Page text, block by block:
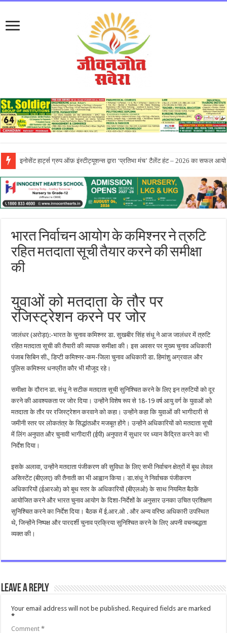
सीटी ग्रुप ने पांच दिवसीय आरंभ 2026 कार्येक्रम का भव्य समापन किया
भारत निर्वाचन आयोग के कमिश्नर ने त्रुटि
रहित मतदाता सूची तैयार करने की समीक्षा
की
युवाओं को मतदाता के तौर पर
रजिस्ट्रेशन करने पर जोर
जालंधर (अरोड़ा):-भारत के चुनाव कमिश्नर डा. सुखबीर सिंह संधू ने आज जालंधर में त्रुटि
रहित मतदाता सूची की तैयारी की व्यापक समीक्षा की। इस अवसर पर मुख्य चुनाव अधिकारी
पंजाब सिबिन सी., डिप्टी कमिश्नर-कम-जिला चुनाव अधिकारी डा. हिमांशु अग्रवाल और
पुलिस कमिश्नर धनप्रीत कौर भी मौजूद रहे।
समीक्षा के दौरान डा. संधू ने सटीक मतदाता सूची सुनिश्चित करने के लिए इन त्रुटियों को दूर
करने की आवश्यकता पर जोर दिया। उन्होंने विशेष रूप से 18-19 वर्ष आयु वर्ग के युवाओं को
मतदाता के तौर पर रजिस्ट्रेशन करवाने को कहा। उन्होंने कहा कि युवाओं की भागीदारी से
जमीनी स्तर पर लोकतंत्र के सिद्धांतऔर मजबूत होंगे। उन्होंने अधिकारियों को मतदाता सूची
में लिंग अनुपात और चुनावी भागीदारी (ईपी) अनुपात में सुधार पर ध्यान केंद्रित करने का भी
निर्देश दिया।
इसके अलावा, उन्होंने मतदाता पंजीकरण की सुविधा के लिए सभी निर्वाचन क्षेत्रों में बूथ लेवल
असिस्टेंट (बीएलए) की तैनाती का भी आह्वान किया। डा.संधू ने निर्वाचक पंजीकरण
अधिकारियों (ईआरओ) को बूथ स्तर के अधिकारियों (बीएलओ) के साथ नियमित बैठकें
आयोजित करने और भारत चुनाव आयोग के दिशा-निर्देशों के अनुसार उनका उचित प्रशिक्षण
सुनिश्चित करने का निर्देश दिया। बैठक में ई.आर.ओ . और अन्य वरिष्ठ अधिकारी उपस्थित
थे, जिन्होंने निष्पक्ष और पारदर्शी चुनाव प्रक्रिया सुनिश्चित करने के लिए अपनी वचनबद्धता
व्यक्त की।
Leave a Reply
Your email address will not be published. Required fields are marked
*
Comment*